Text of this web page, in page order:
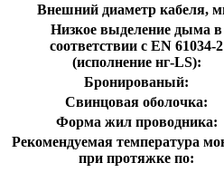
Внешний диаметр кабеля,
Низкое выделение дыма в
соответствии с EN 61034-2
(исполнение нг-LS):
Бронированый:
Свинцовая оболочка:
Форма жил проводника:
Рекомендуемая температура
при протяжке по: